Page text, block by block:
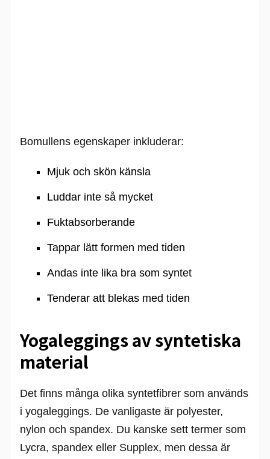
Bomullens egenskaper inkluderar:
Mjuk och skön känsla
Luddar inte så mycket
Fuktabsorberande
Tappar lätt formen med tiden
Andas inte lika bra som syntet
Tenderar att blekas med tiden
Yogaleggings av syntetiska
material
Det finns många olika syntetfibrer som används
i yogaleggings. De vanligaste är polyester,
nylon och spandex. Du kanske sett termer som
Lycra, spandex eller Supplex, men dessa är